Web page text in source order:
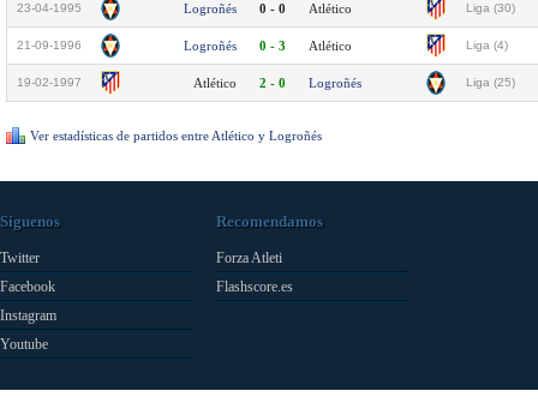
23-04-1995 Logroñés 0 - 0 Atlético Liga (30)
21-09-1996 Logroñés 0 - 3 Atlético Liga (4)
19-02-1997 Atlético 2 - 0 Logroñés Liga (25)
Ver estadísticas de partidos entre Atlético y Logroñés
Síguenos
Twitter
Facebook
Instagram
Youtube
Recomendamos
Forza Atleti
Flashscore.es